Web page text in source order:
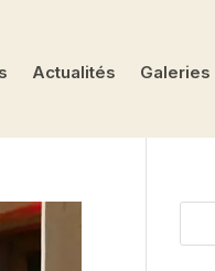
Actualités